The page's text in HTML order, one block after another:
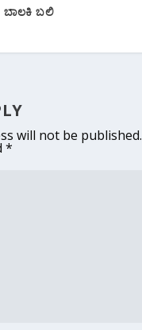
ಬಾಲಕಿ ಬಲಿ
will not be published.
*